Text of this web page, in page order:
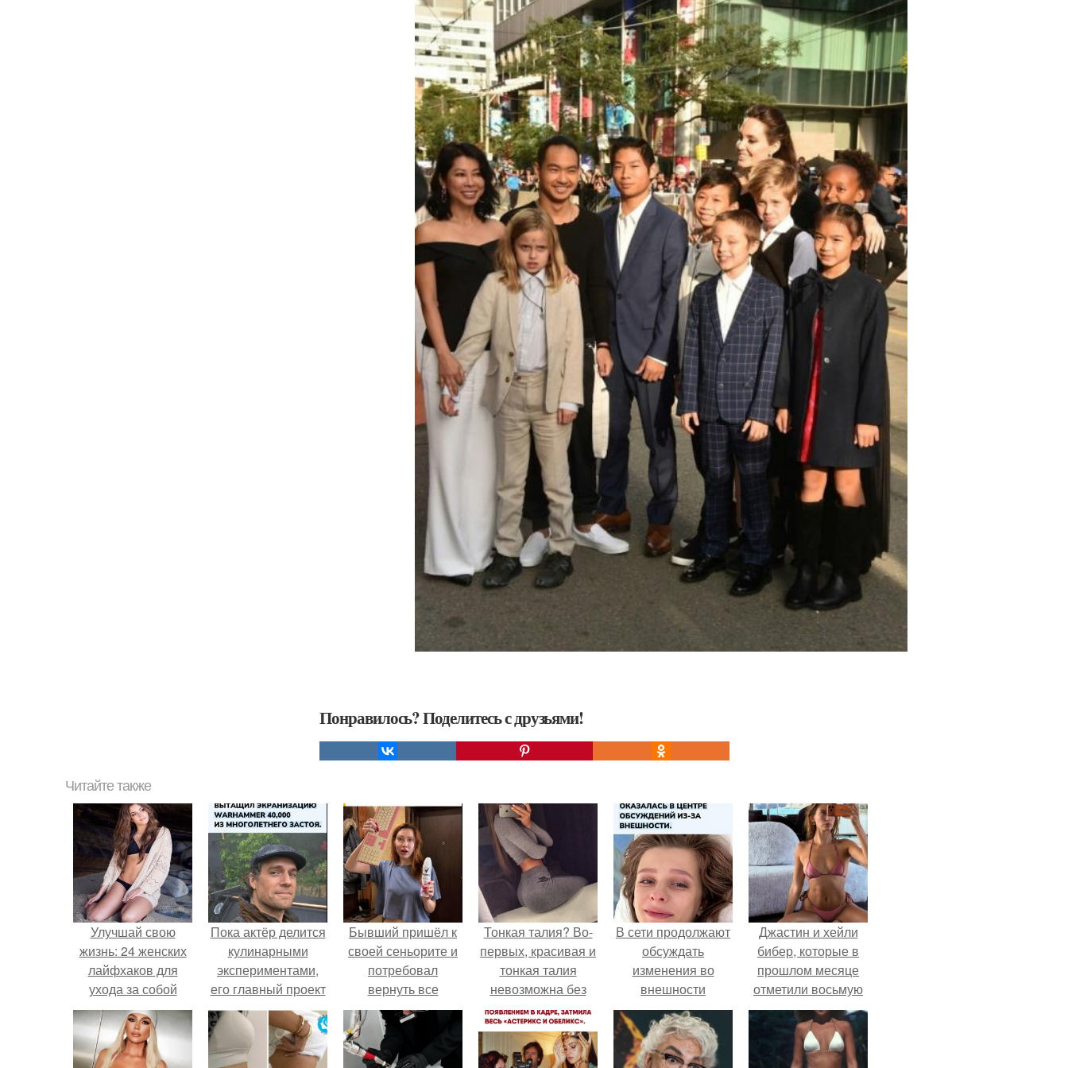
Понравилось? Поделитесь с друзьями!
Читайте также
Улучшай свою
жизнь: 24 женских
лайфхаков для
ухода за собой
Пока актёр делится
кулинарными
экспериментами,
его главный проект
сделал серьёзный
шаг вперёд.
Бывший пришёл к
своей сеньорите и
потребовал
вернуть все
подарки.
Тонкая талия? Во-
первых, красивая и
тонкая талия
невозможна без
здоровых
внутренних
органов.
В сети продолжают
обсуждать
изменения во
внешности
актрисы.
Джастин и хейли
бибер, которые в
прошлом месяце
отметили восьмую
годовщину
помолвки, показали
новые фото с